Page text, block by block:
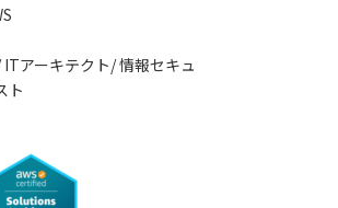
アーキテクト/ 情報セキュ
ト